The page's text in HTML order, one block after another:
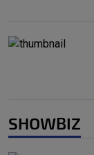
SHOWBIZ